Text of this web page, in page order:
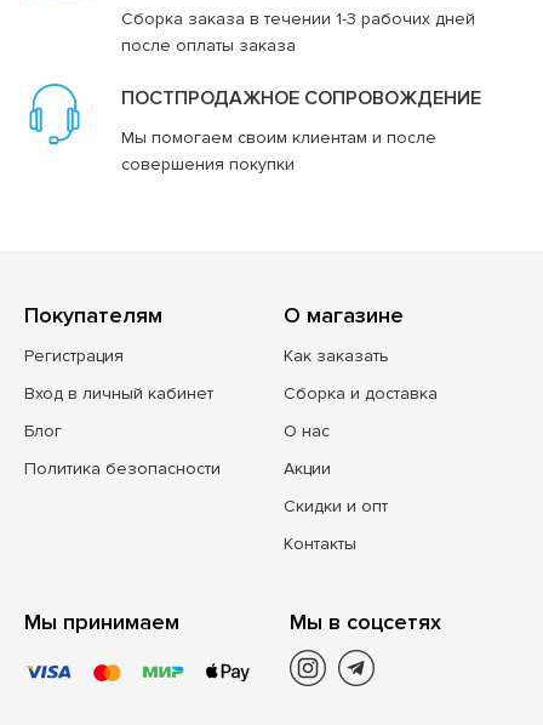
Сборка заказа в течении 1-3 рабочих дней
после оплаты заказа
ПОСТПРОДАЖНОЕ СОПРОВОЖДЕНИЕ
Мы помогаем своим клиентам и после
совершения покупки
Покупателям
Регистрация
Вход в личный кабинет
Блог
Политика безопасности
О магазине
Как заказать
Сборка и доставка
О нас
Акции
Скидки и опт
Контакты
Мы принимаем Мы в соцсетях